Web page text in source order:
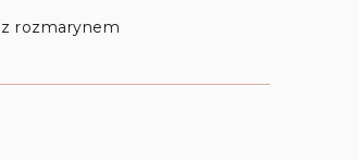
rozmarynem